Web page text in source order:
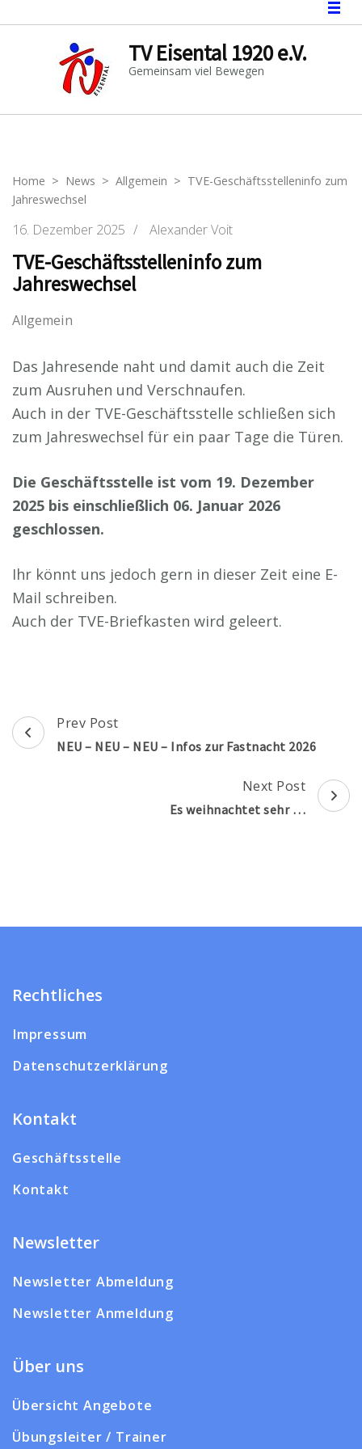
TV Eisental 1920 e.V.
Gemeinsam viel Bewegen
Home > News > Allgemein > TVE-Geschäftsstelleninfo zum
Jahreswechsel
16. Dezember 2025 / Alexander Voit
TVE-Geschäftsstelleninfo zum
Jahreswechsel
Allgemein
Das Jahresende naht und damit auch die Zeit
zum Ausruhen und Verschnaufen.
Auch in der TVE-Geschäftsstelle schließen sich
zum Jahreswechsel für ein paar Tage die Türen.
Die Geschäftsstelle ist vom 19. Dezember
2025 bis einschließlich 06. Januar 2026
geschlossen.
Ihr könnt uns jedoch gern in dieser Zeit eine E-
Mail schreiben.
Auch der TVE-Briefkasten wird geleert.
Post
Navigation
Prev Post
NEU – NEU – NEU – Infos zur Fastnacht 2026
Next Post
Es weihnachtet sehr …
Rechtliches
Impressum
Datenschutzerklärung
Kontakt
Geschäftsstelle
Kontakt
Newsletter
Newsletter Abmeldung
Newsletter Anmeldung
Über uns
Übersicht Angebote
Übungsleiter / Trainer